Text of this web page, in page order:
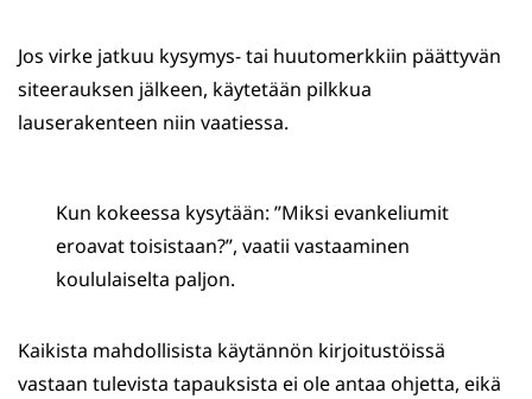
Jos virke jatkuu kysymys- tai huutomerkkiin päättyvän
siteerauksen jälkeen, käytetään pilkkua
lauserakenteen niin vaatiessa.
Kun kokeessa kysytään: ”Miksi evankeliumit
eroavat toisistaan?”, vaatii vastaaminen
koululaiselta paljon.
Kaikista mahdollisista käytännön kirjoitustöissä
vastaan tulevista tapauksista ei ole antaa ohjetta, eikä